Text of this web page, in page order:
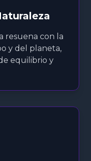
resuena con la
y del planeta,
equilibrio y